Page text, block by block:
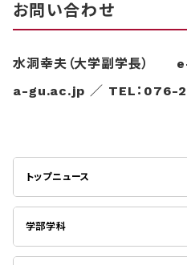
お問い合わせ
水洞幸夫（大学副学長）
a-gu.ac.jp ／ TEL：076-
トップニュース
学部学科